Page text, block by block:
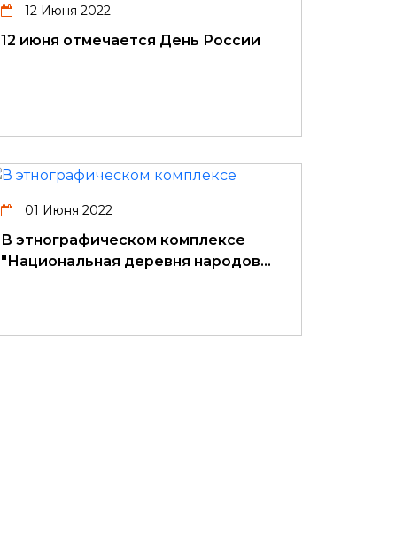
12 Июня 2022
12 июня отмечается День России
01 Июня 2022
В этнографическом комплексе
"Национальная деревня народов…